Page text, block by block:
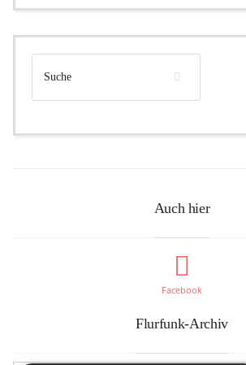
Auch hier
Facebook
Flurfunk-Archiv